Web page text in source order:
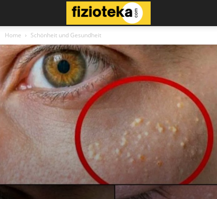
Home Schönheit und Gesundheit